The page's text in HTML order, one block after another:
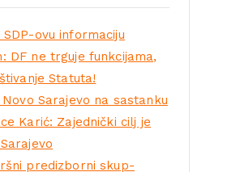
SDP-ovu informaciju
DF ne trguje funkcijama,
Statuta!
Novo Sarajevo na sastanku
Karić: Zajednički cilj je
predizborni skup-